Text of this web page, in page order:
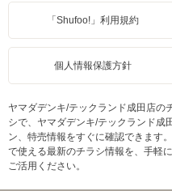
「Shufoo!」利用規約
個人情報保護方針
ヤマダデンキ/テックランド成田店の
シで、ヤマダデンキ/テックランド成
ン、特売情報をすぐに確認できます
で使える最新のチラシ情報を、手軽
ご活用ください。